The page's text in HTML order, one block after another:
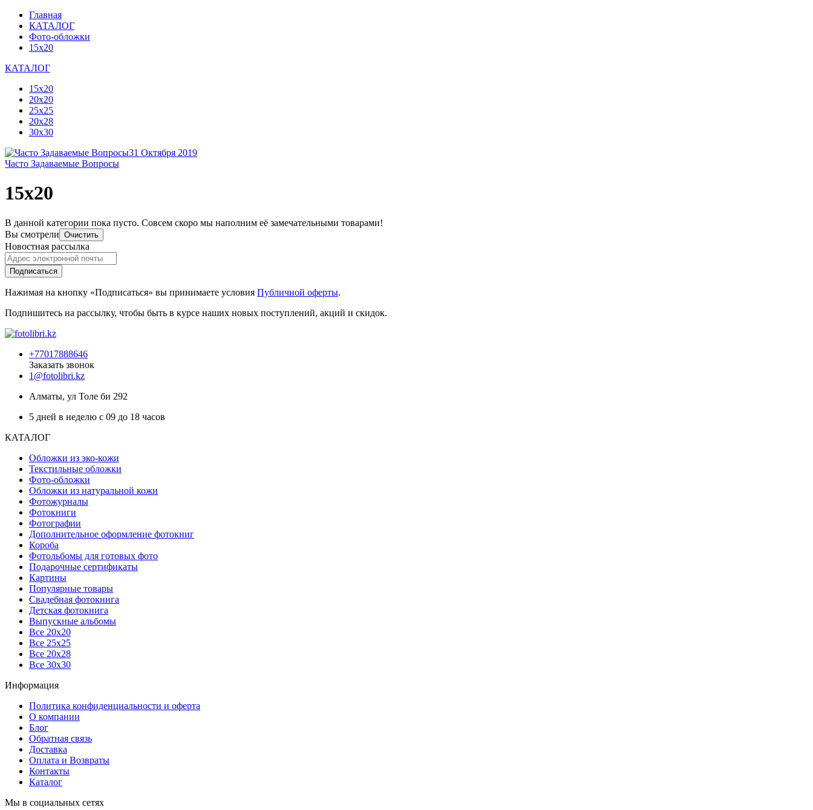
Главная
КАТАЛОГ
Фото-обложки
15x20
КАТАЛОГ
15x20
20х20
25х25
20х28
30х30
31 Октября 2019
Часто Задаваемые Вопросы
15x20
В данной категории пока пусто. Совсем скоро мы наполним её замечательными товарами!
Вы смотрели Очистить
Новостная рассылка
Подписаться
Нажимая на кнопку «Подписаться» вы принимаете условия Публичной оферты.
Подпишитесь на рассылку, чтобы быть в курсе наших новых поступлений, акций и скидок.
+77017888646
Заказать звонок
1@fotolibri.kz
Алматы, ул Толе би 292
5 дней в неделю с 09 до 18 часов
КАТАЛОГ
Обложки из эко-кожи
Текстильные обложки
Фото-обложки
Обложки из натуральной кожи
Фотожурналы
Фотокниги
Фотографии
Дополнительное оформление фотокниг
Короба
Фотольбомы для готовых фото
Подарочные сертификаты
Картины
Популярные товары
Свадебная фотокнига
Детская фотокнига
Выпускные альбомы
Все 20х20
Все 25х25
Все 20х28
Все 30х30
Информация
Политика конфиденциальности и оферта
О компании
Блог
Обратная связь
Доставка
Оплата и Возвраты
Контакты
Каталог
Мы в социальных сетях